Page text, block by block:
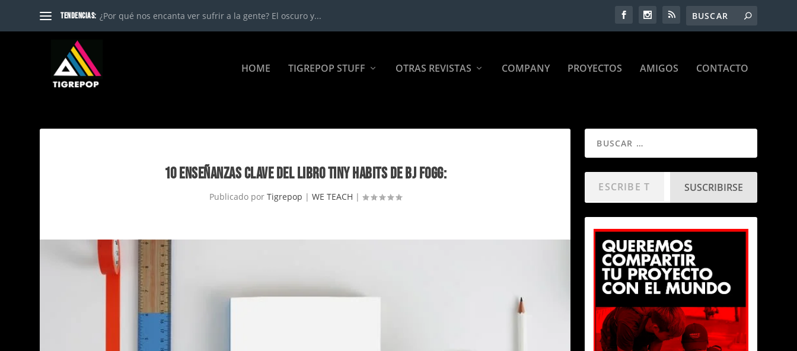
TENDENCIAS: ¿Por qué nos encanta ver sufrir a la gente? El oscuro y...
HOME TIGREPOP STUFF OTRAS REVISTAS COMPANY PROYECTOS AMIGOS CONTACTO
10 ENSEÑANZAS CLAVE DEL LIBRO TINY HABITS DE BJ FOGG:
Publicado por Tigrepop | WE TEACH |
SUSCRIBIRSE